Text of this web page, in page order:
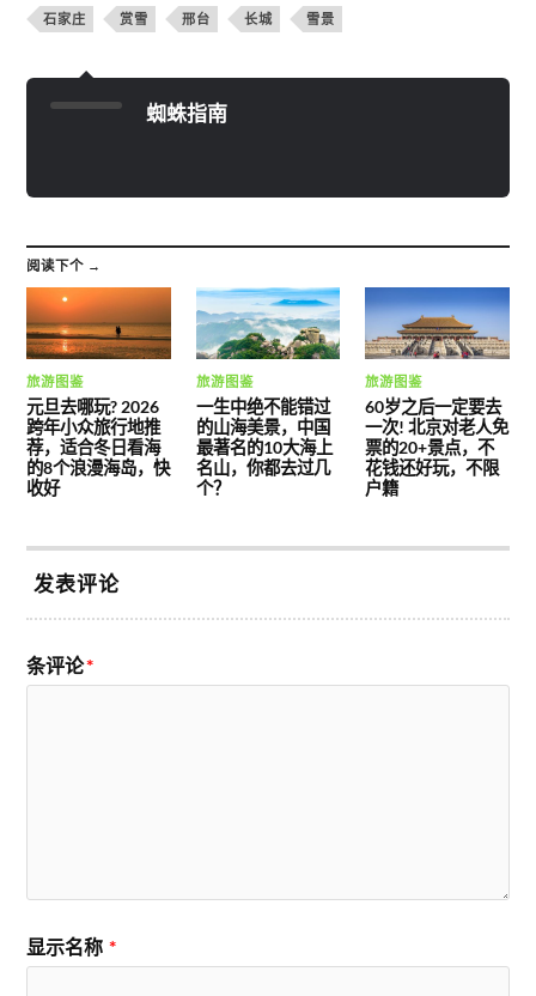
石家庄 赏雪 邢台 长城 雪景
蜘蛛指南
阅读下个 →
旅游图鉴
元旦去哪玩? 2026
跨年小众旅行地推
荐，适合冬日看海
的8个浪漫海岛，快
收好
旅游图鉴
一生中绝不能错过
的山海美景，中国
最著名的10大海上
名山，你都去过几
个？
旅游图鉴
60岁之后一定要去
一次! 北京对老人免
票的20+景点，不
花钱还好玩，不限
户籍
发表评论
条评论*
显示名称 *